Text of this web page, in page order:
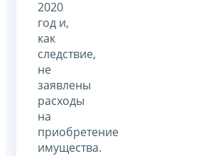
2020
год и,
как
следствие,
не
заявлены
расходы
на
приобретение
имущества.